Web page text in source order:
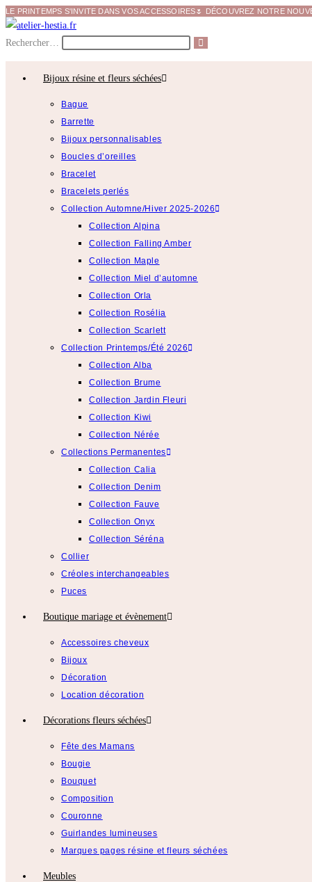
LE PRINTEMPS S'INVITE DANS VOS ACCESSOIRES🌷 DÉCOUVREZ NOTRE
Rechercher…
Bijoux résine et fleurs séchées
Bague
Barrette
Bijoux personnalisables
Boucles d’oreilles
Bracelet
Bracelets perlés
Collection Automne/Hiver 2025-2026
Collection Alpina
Collection Falling Amber
Collection Maple
Collection Miel d’automne
Collection Orla
Collection Rosélia
Collection Scarlett
Collection Printemps/Été 2026
Collection Alba
Collection Brume
Collection Jardin Fleuri
Collection Kiwi
Collection Nérée
Collections Permanentes
Collection Calia
Collection Denim
Collection Fauve
Collection Onyx
Collection Séréna
Collier
Créoles interchangeables
Puces
Boutique mariage et évènement
Accessoires cheveux
Bijoux
Décoration
Location décoration
Décorations fleurs séchées
Fête des Mamans
Bougie
Bouquet
Composition
Couronne
Guirlandes lumineuses
Marques pages résine et fleurs séchées
Meubles